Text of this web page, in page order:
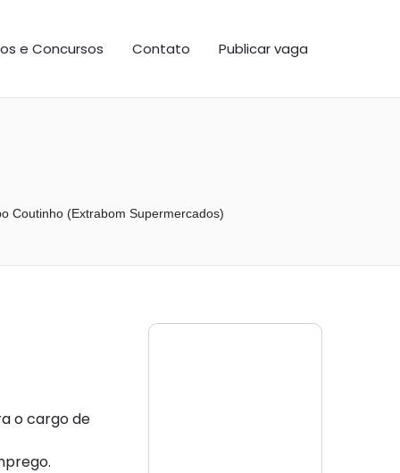
e Concursos Contato Publicar vaga
Coutinho (Extrabom Supermercados)
o cargo de